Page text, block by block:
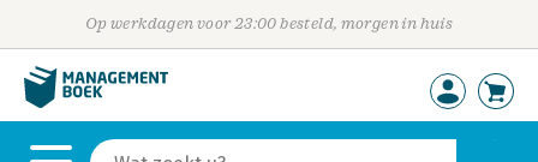
Op werkdagen voor 23:00 besteld, morgen in huis